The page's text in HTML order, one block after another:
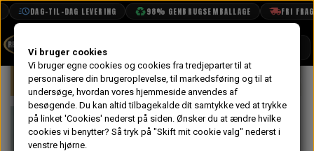
DAG-TIL-DAG LEVERING 98% GENBRUGSEMBALLAGE FRI
BOOK TID
PROJEKTER
TEKNISK DATA
Forside Mini Eksteriør Visker & Vasker
Viskerblad
Vi bruger cookies
Vi bruger egne cookies og cookies fra tredjeparter til at
personalisere din brugeroplevelse, til markedsføring og til at
undersøge, hvordan vores hjemmeside anvendes af
besøgende. Du kan altid tilbagekalde dit samtykke ved at trykke
på linket 'Cookies' nederst på siden. Ønsker du at ændre hvilke
cookies vi benytter? Så tryk på "Skift mit cookie valg" nederst i
venstre hjørne.